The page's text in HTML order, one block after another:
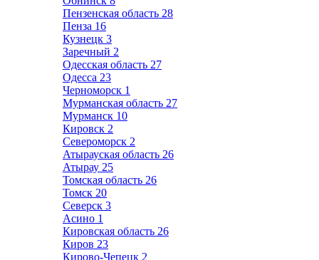
Пензенская область 28
Пенза 16
Кузнецк 3
Заречный 2
Одесская область 27
Одесса 23
Черноморск 1
Мурманская область 27
Мурманск 10
Кировск 2
Североморск 2
Атырауская область 26
Атырау 25
Томская область 26
Томск 20
Северск 3
Асино 1
Кировская область 26
Киров 23
Кирово-Чепецк 2